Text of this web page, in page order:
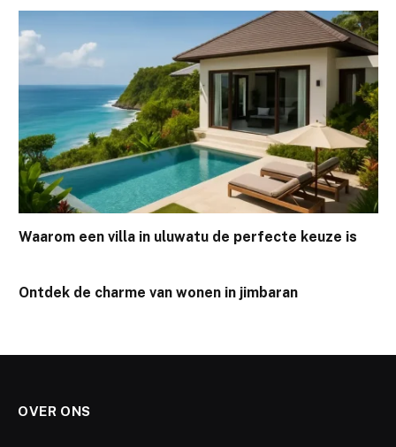
Waarom een villa in uluwatu de perfecte keuze is
Ontdek de charme van wonen in jimbaran
OVER ONS